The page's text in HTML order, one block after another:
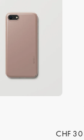
CHF 30